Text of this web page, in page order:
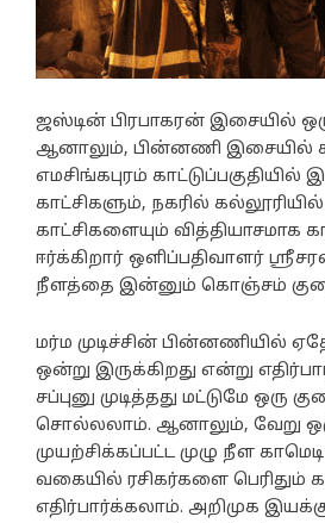
ஜஸ்டின் பிரபாகரன் இசையில்
ஆனாலும், பின்னணி இசையில்
எமசிங்கபுரம் காட்டுப்பகுதியில்
காட்சிகளும், நகரில்
காட்சிகளையும் வித்தியாசமாக
ஈர்க்கிறார் ஒளிப்பதிவாளர்
நீளத்தை இன்னும் கொஞ்சம்
மர்ம முடிச்சின் பின்னணியில்
ஒன்று இருக்கிறது என்று
சப்புனு முடித்தது மட்டுமே ஒரு
சொல்லலாம். ஆனாலும், வேறு
முயற்சிக்கப்பட்ட முழு நீள
வகையில் ரசிகர்களை பெரிதும்
எதிர்பார்க்கலாம். அறிமுக